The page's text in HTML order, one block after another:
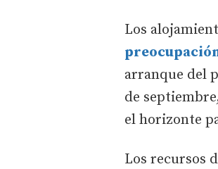
Los
arranque del
de
el horizonte
Los recursos